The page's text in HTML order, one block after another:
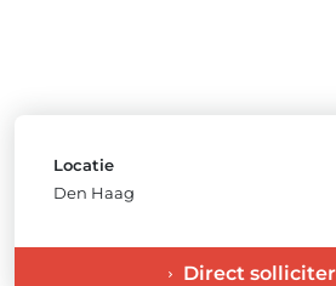
Locatie
Den Haag
Direct